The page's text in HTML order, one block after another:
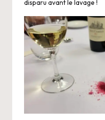
disparu avant le lavage !